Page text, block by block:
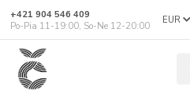
EUR
+421 904 546 409
Po-Pia 11-19:00, So-Ne 12-20:00